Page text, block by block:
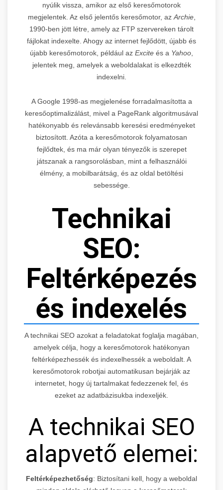
nyúlik vissza, amikor az első keresőmotorok
megjelentek. Az első jelentős keresőmotor, azArchie,
1990-ben jött létre, amely az FTP szervereken tárolt
fájlokat indexelte. Ahogy az internet fejlődött, újabb és
újabb keresőmotorok, például az Excite és a Yahoo,
jelentek meg, amelyek a weboldalakat is elkezdték
indexelni.
A Google 1998-as megjelenése forradalmasította a
keresőoptimalizálást, mivel a PageRank algoritmusával
hatékonyabb és relevánsabb keresési eredményeket
biztosított. Azóta a keresőmotorok folyamatosan
fejlődtek, és ma már olyan tényezők is szerepet
játszanak a rangsorolásban, mint a felhasználói
élmény, a mobilbarátság, és az oldal betöltési
sebessége.
Technikai
SEO:
Feltérképezés
és indexelés
A technikai SEO azokat a feladatokat foglalja magában,
amelyek célja, hogy a keresőmotorok hatékonyan
feltérképezhessék és indexelhessék a weboldalt. A
keresőmotorok robotjai automatikusan bejárják az
internetet, hogy új tartalmakat fedezzenek fel, és
ezeket az adatbázisukba indexeljék.
A technikai SEO
alapvető elemei:
Feltérképezhetőség: Biztosítani kell, hogy a weboldal